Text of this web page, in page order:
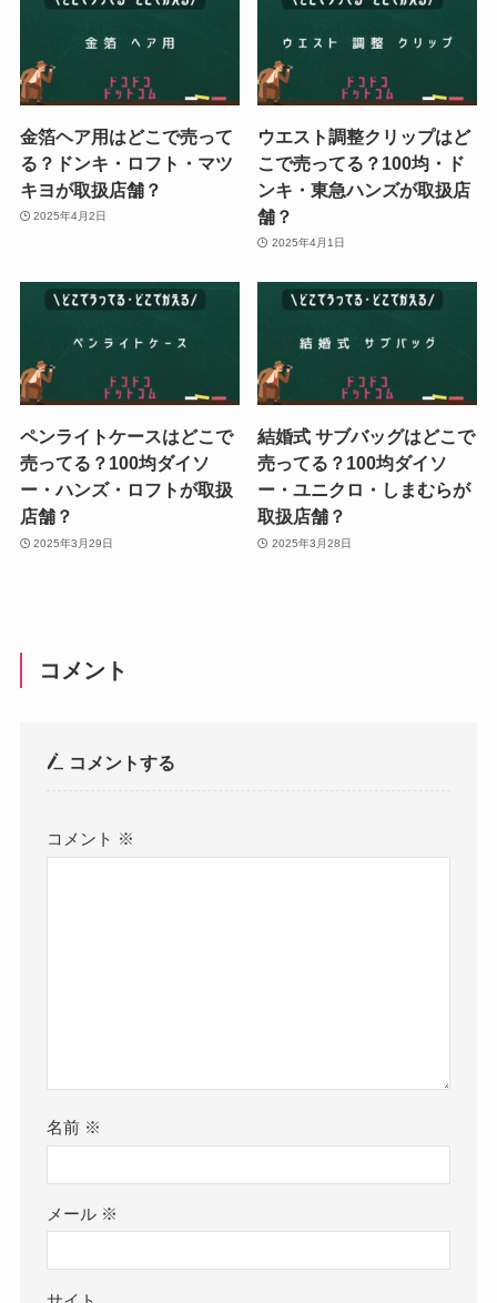
金箔ヘア用はどこで売って
る？ドンキ・ロフト・マツ
キヨが取扱店舗？
2025年4月2日
ウエスト調整クリップはど
こで売ってる？100均・ド
ンキ・東急ハンズが取扱店
舗？
2025年4月1日
ペンライトケースはどこで
売ってる？100均ダイソ
ー・ハンズ・ロフトが取扱
店舗？
2025年3月29日
結婚式 サブバッグはどこで
売ってる？100均ダイソ
ー・ユニクロ・しまむらが
取扱店舗？
2025年3月28日
コメント
コメントする
コメント ※
名前 ※
メール ※